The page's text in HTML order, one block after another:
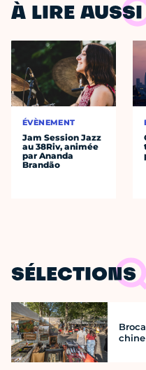
À LIRE AUSSI
ÉVÈNEMENT
Jam Session Jazz
au 38Riv, animée
par Ananda
Brandão
SÉLECTIONS